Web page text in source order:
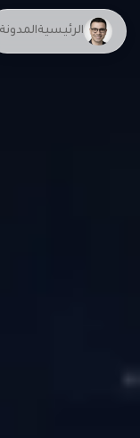
الرئيسيةالمدونة